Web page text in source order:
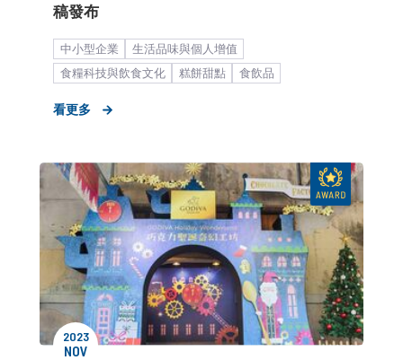
稿發布
中小型企業
生活品味與個人增值
食糧科技與飲食文化
糕餅甜點
食飲品
公關顧問解決方案
看更多
2023
NOV